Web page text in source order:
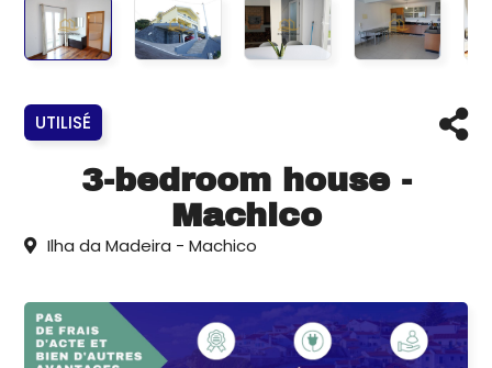
UTILISÉ
3-bedroom house -
Machico
Ilha da Madeira - Machico